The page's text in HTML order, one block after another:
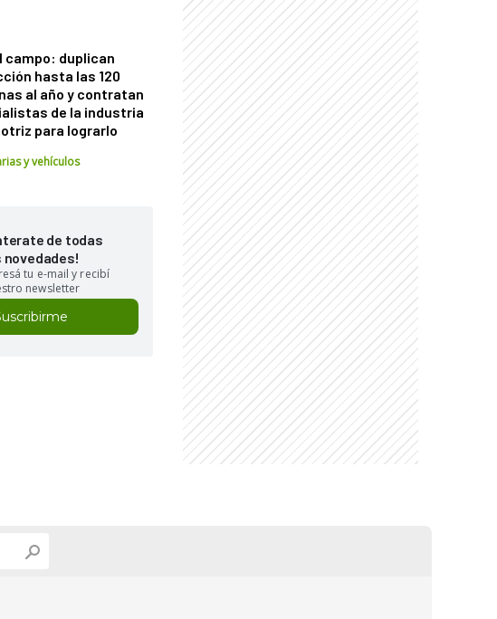
campo: duplican
hasta las 120
al año y contratan
de la industria
para lograrlo
y vehículos
de todas
novedades!
tu e-mail y recibí
newsletter